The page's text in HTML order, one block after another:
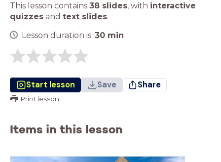
This lesson contains 38 slides, with interactive
quizzes and text slides.
Lesson duration is: 30 min
Start lesson Save Share
Print lesson
Items in this lesson